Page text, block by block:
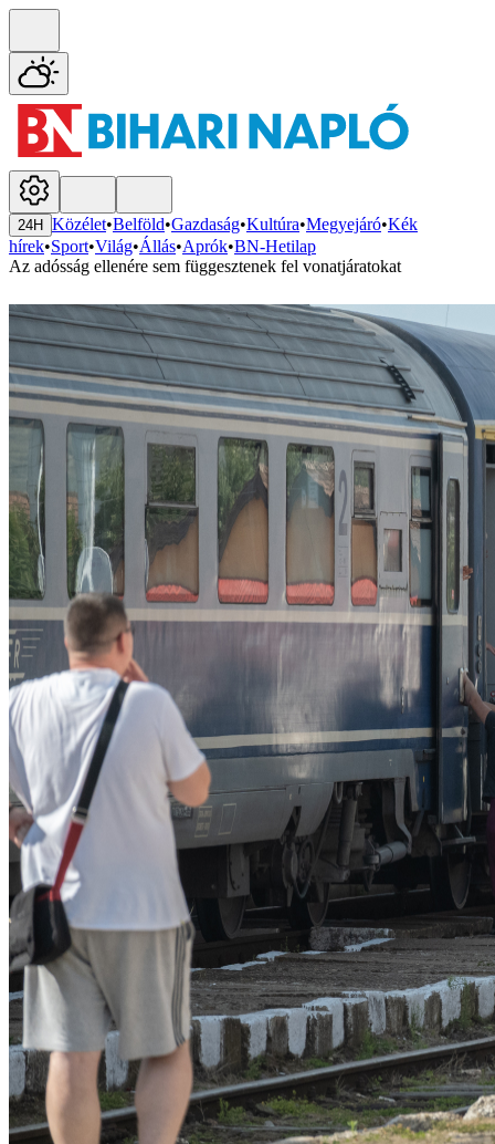
24H Közélet•Belföld•Gazdaság•Kultúra•Megyejáró•Kék
hírek•Sport•Világ•Állás•Aprók•BN-Hetilap
Az adósság ellenére sem függesztenek fel vonatjáratokat